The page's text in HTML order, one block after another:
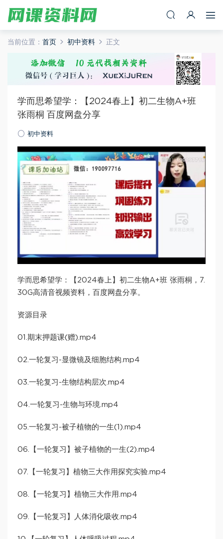
当前位置： 首页 初中资料 正文
学而思希望学：【2024春上】初二生物A+班
张雨桐 百度网盘分享
初中资料
学而思希望学：【2024春上】初二生物A+班 张雨桐，7.
30G高清音视频资料，百度网盘分享。
资源目录
01.期末押题课(赠).mp4
02.一轮复习-显微镜及细胞结构.mp4
03.一轮复习-生物结构层次.mp4
04.一轮复习-生物与环境.mp4
05.一轮复习-被子植物的一生(1).mp4
06.【一轮复习】被子植物的一生(2).mp4
07.【一轮复习】植物三大作用探究实验.mp4
08.【一轮复习】植物三大作用.mp4
09.【一轮复习】人体消化吸收.mp4